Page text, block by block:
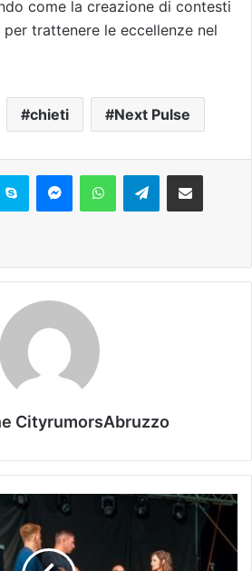
come la creazione di contesti
trattenere le eccellenze nel
chieti Next Pulse
Telegram
CityrumorsAbruzzo